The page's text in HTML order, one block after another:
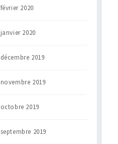
février 2020
janvier 2020
décembre 2019
novembre 2019
octobre 2019
septembre 2019